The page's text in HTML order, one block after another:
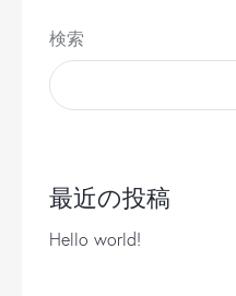
検索
最近の投稿
Hello world!